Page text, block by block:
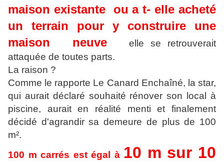
maison existante ou a t- elle acheté
un terrain pour y construire une
maison neuve
elle se retrouverait
attaquée de toutes parts.
La raison ?
Comme le rapporte Le Canard Enchaîné, la star,
qui aurait déclaré souhaité rénover son local à
piscine, aurait en réalité menti et finalement
décidé d'agrandir sa demeure de plus de 100
m².
100 m carrés est égal à 10 m sur 10